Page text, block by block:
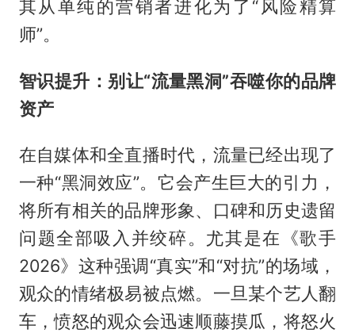
其从单纯的营销者进化为了“风险精算
师”。
智识提升：别让“流量黑洞”吞噬你的品牌
资产
在自媒体和全直播时代，流量已经出现了
一种“黑洞效应”。它会产生巨大的引力，
将所有相关的品牌形象、口碑和历史遗留
问题全部吸入并绞碎。尤其是在《歌手
2026》这种强调“真实”和“对抗”的场域，
观众的情绪极易被点燃。一旦某个艺人翻
车，愤怒的观众会迅速顺藤摸瓜，将怒火